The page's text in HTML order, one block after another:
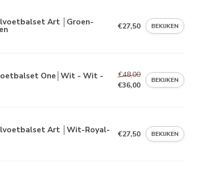
Art │Groen- €27,50 BEKIJKEN
One│Wit - Wit -
€48,00
€36,00
BEKIJKEN
Art │Wit-Royal- €27,50 BEKIJKEN